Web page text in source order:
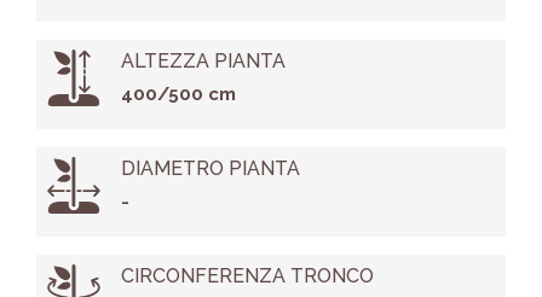
ALTEZZA PIANTA
400/500 cm
DIAMETRO PIANTA
-
CIRCONFERENZA TRONCO